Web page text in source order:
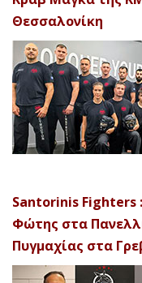
Θεσσαλονίκη
Santorinis Fighters
Φώτης στα
Πυγμαχίας στα